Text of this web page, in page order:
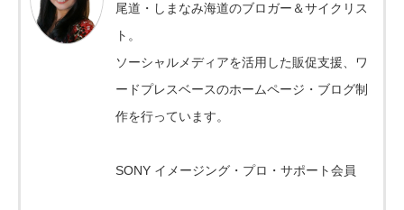
尾道・しまなみ海道のブロガー＆サイクリス
ト。
ソーシャルメディアを活用した販促支援、ワ
ードプレスベースのホームページ・ブログ制
作を行っています。
SONY イメージング・プロ・サポート会員